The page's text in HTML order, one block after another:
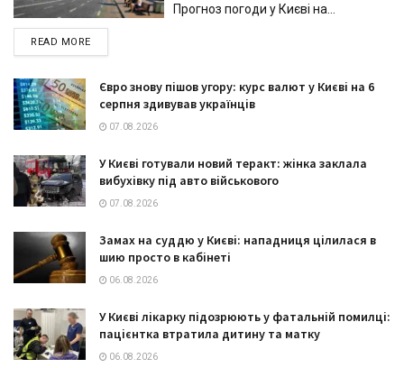
Прогноз погоди у Києві на...
READ MOREDETAILS
Євро знову пішов угору: курс валют у Києві на 6
серпня здивував українців
07.08.2026
У Києві готували новий теракт: жінка заклала
вибухівку під авто військового
07.08.2026
Замах на суддю у Києві: нападниця цілилася в
шию просто в кабінеті
06.08.2026
У Києві лікарку підозрюють у фатальній помилці:
пацієнтка втратила дитину та матку
06.08.2026